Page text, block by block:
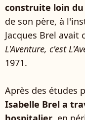
construite loin du
de son père, à
Jacques Brel
L'Aventure, c'est
1971.
Après des études
Isabelle Brel a